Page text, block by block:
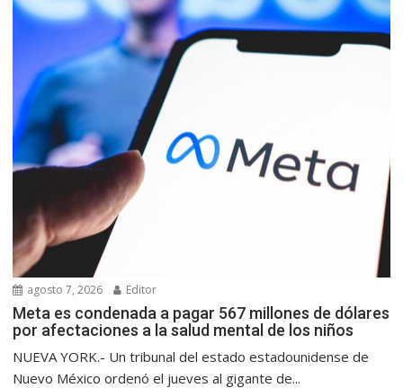
agosto 7, 2026 Editor
Meta es condenada a pagar 567 millones de dólares
por afectaciones a la salud mental de los niños
NUEVA YORK.- Un tribunal del estado estadounidense de
Nuevo México ordenó el jueves al gigante de...